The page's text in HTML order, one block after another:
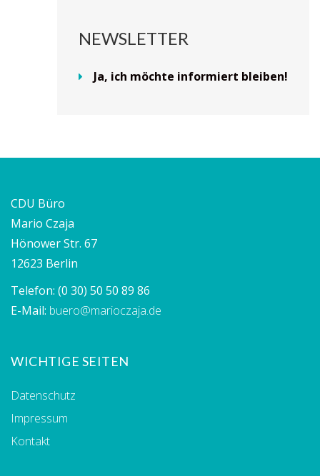
NEWSLETTER
Ja, ich möchte informiert bleiben!
CDU Büro
Mario Czaja
Hönower Str. 67
12623 Berlin
Telefon: (0 30) 50 50 89 86
E-Mail: buero@marioczaja.de
WICHTIGE SEITEN
Datenschutz
Impressum
Kontakt